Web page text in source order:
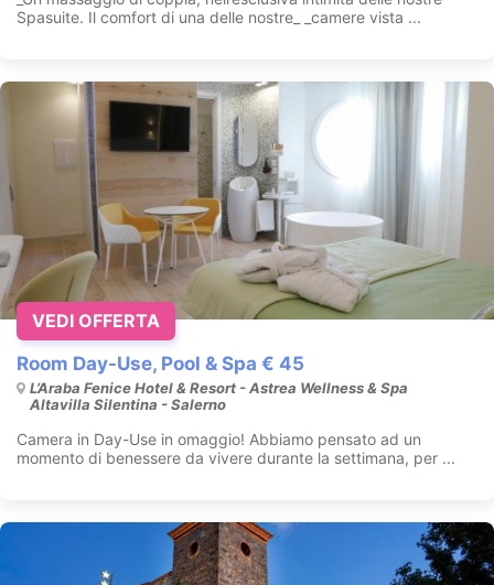
Spasuite. Il comfort di una delle nostre_ _camere vista ...
Room Day-Use, Pool & Spa € 45
L’Araba Fenice Hotel & Resort - Astrea Wellness & Spa
Altavilla Silentina - Salerno
Camera in Day-Use in omaggio! Abbiamo pensato ad un
momento di benessere da vivere durante la settimana, per ...
VEDI OFFERTA